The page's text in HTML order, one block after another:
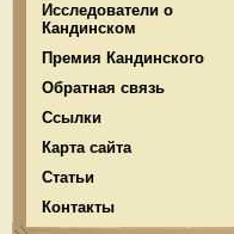
Исследователи о
Кандинском
Премия Кандинского
Обратная связь
Ссылки
Карта сайта
Статьи
Контакты